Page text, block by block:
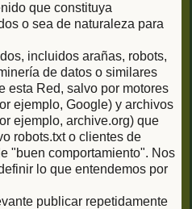
que constituya
o sea de naturaleza para
incluidos arañas, robots,
de datos o similares
esta Red, salvo por motores
ejemplo, Google) y archivos
ejemplo, archive.org) que
robots.txt o clientes de
"buen comportamiento". Nos
lo que entendemos por
publicar repetidamente